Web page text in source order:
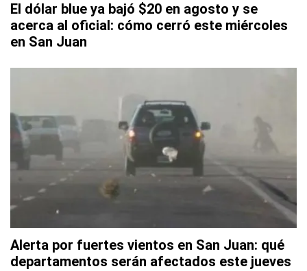
El dólar blue ya bajó $20 en agosto y se
acerca al oficial: cómo cerró este miércoles
en San Juan
Alerta por fuertes vientos en San Juan: qué
departamentos serán afectados este jueves